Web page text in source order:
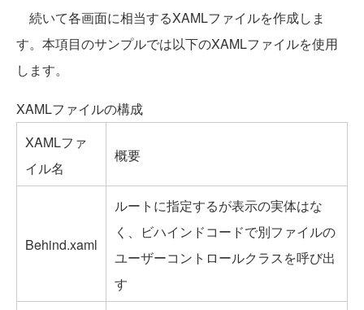
続いて各画面に相当するXAMLファイルを作成しま
す。本項目のサンプルでは以下のXAMLファイルを使用
します。
XAMLファイルの構成
XAMLファ
イル名
概要
Behind.xaml
ルートに指定するが表示の実体はな
く、ビハインドコードで別ファイルの
ユーザーコントロールクラスを呼び出
す